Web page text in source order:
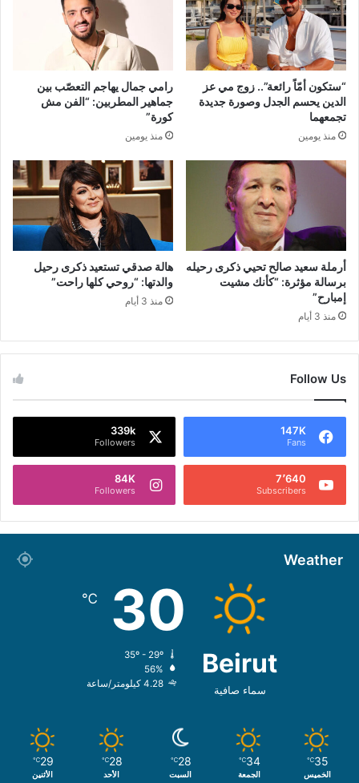
“ستكون أمّاً رائعة”.. زوج مي عز
الدين يحسم الجدل وصورة جديدة
تجمعهما
منذ يومين
رامي جمال يهاجم التعصّب بين
جماهير المطربين: “الفن مش
كورة”
منذ يومين
أرملة سعيد صالح تحيي ذكرى رحيله
برسالة مؤثرة: “كأنك مشيت
إمبارح”
منذ 3 أيام
هالة صدقي تستعيد ذكرى رحيل
والدتها: “روحي كلها راحت”
منذ 3 أيام
Follow Us
147K
Fans
339k
Followers
7٬640
Subscribers
84K
Followers
Weather
Beirut
سماء صافية
30
℃
56%
4.28 كيلومتر/ساعة
35
℃
الخميس
34
℃
الجمعة
28
℃
السبت
28
℃
الأحد
29
℃
الأثنين